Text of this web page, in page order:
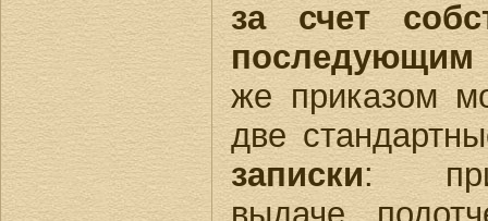
за счет
же приказом
две
записки: при